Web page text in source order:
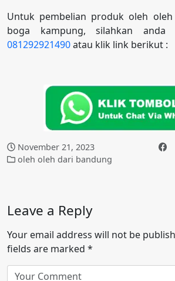
Untuk pembelian produk oleh
boga kampung, silahkan
081292921490atau klik link berikut :
November 21, 2023
oleh oleh dari bandung
Leave a Reply
Your email address will not be
fields are marked *